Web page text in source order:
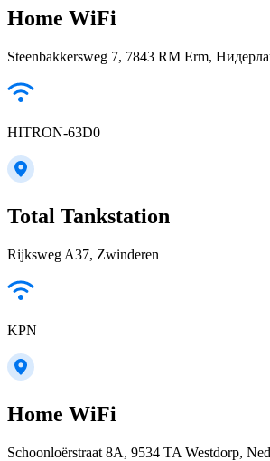
Home WiFi
Steenbakkersweg 7, 7843 RM Erm,
HITRON-63D0
Total Tankstation
Rijksweg A37, Zwinderen
KPN
Home WiFi
Schoonloërstraat 8A, 9534 TA Westdorp,